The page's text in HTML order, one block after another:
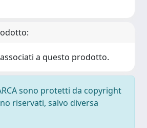
a questo prodotto.
sono protetti da copyright
riservati, salvo diversa